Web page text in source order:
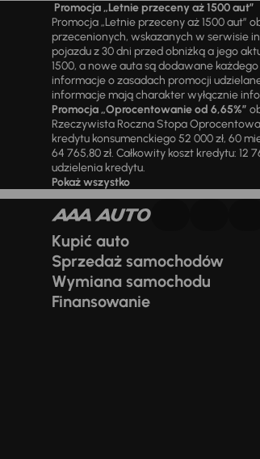
Promocja „Letnie przeceny aż 1500 aut”
Promocja „Letnie przeceny aż 1500
przecenionych, wskazanych w serwisie
pojazdu z 30 dni przed obniżką a jego
1500, a nowe auta są dodawane
informacje o zasadach promocji
informacje mają charakter wyłącznie
Promocja „Oprocentowanie od 6,65%”
Rzeczywista Roczna Stopa
kredytu konsumenckiego 52 000 zł, 60
64 765,80 zł. Całkowity koszt kredytu: 12
udzielenia kredytu.
Pokaż wszystko
Kupić auto
Sprzedaż samochodów
Wymiana samochodu
Finansowanie